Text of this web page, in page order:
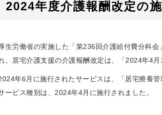
2024年度介護報酬改定の施
生労働省の実施した「第236回介護給付費分科
、居宅介護支援の介護報酬改定は、「2024年4月
年6月に施行されたサービスは、「居宅療養
ービス種別は、2024年4月に施行されました。